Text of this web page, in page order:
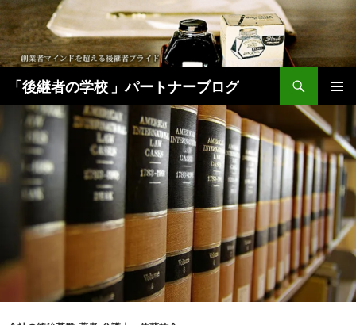
「後継者の学校 」パートナーブログ
検
メインメ
ニュー